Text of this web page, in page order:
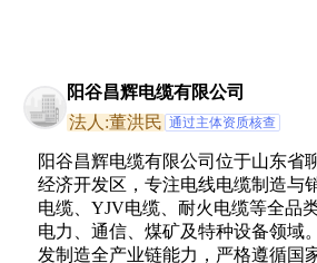
阳谷昌辉电缆有限公司
法人:董洪民 通过主体资质核查
阳谷昌辉电缆有限公司位于山东省
经济开发区，专注电线电缆制造与
电缆、YJV电缆、耐火电缆等全品
电力、通信、煤矿及特种设备领域
发制造全产业链能力，严格遵循国